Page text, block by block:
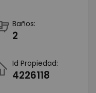
Baños:
2
Id Propiedad:
4226118